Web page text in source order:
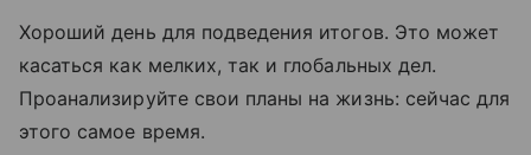
Хороший день для подведения итогов. Это может
касаться как мелких, так и глобальных дел.
Проанализируйте свои планы на жизнь: сейчас для
этого самое время.